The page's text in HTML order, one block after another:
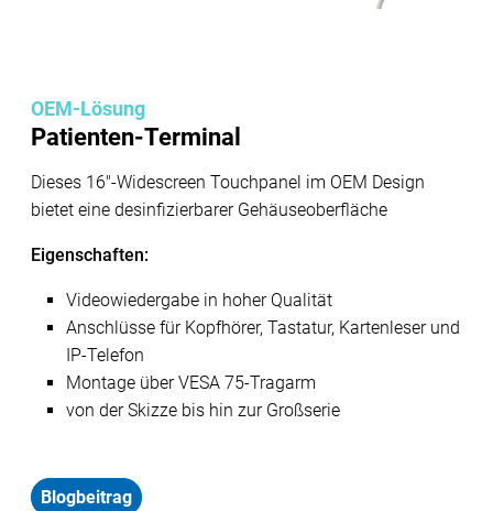
OEM-Lösung
Patienten-Terminal
Dieses 16"-Widescreen Touchpanel im OEM Design
bietet eine desinfizierbarer Gehäuseoberfläche
Eigenschaften:
Videowiedergabe in hoher Qualität
Anschlüsse für Kopfhörer, Tastatur, Kartenleser und
IP-Telefon
Montage über VESA 75-Tragarm
von der Skizze bis hin zur Großserie
Blogbeitrag